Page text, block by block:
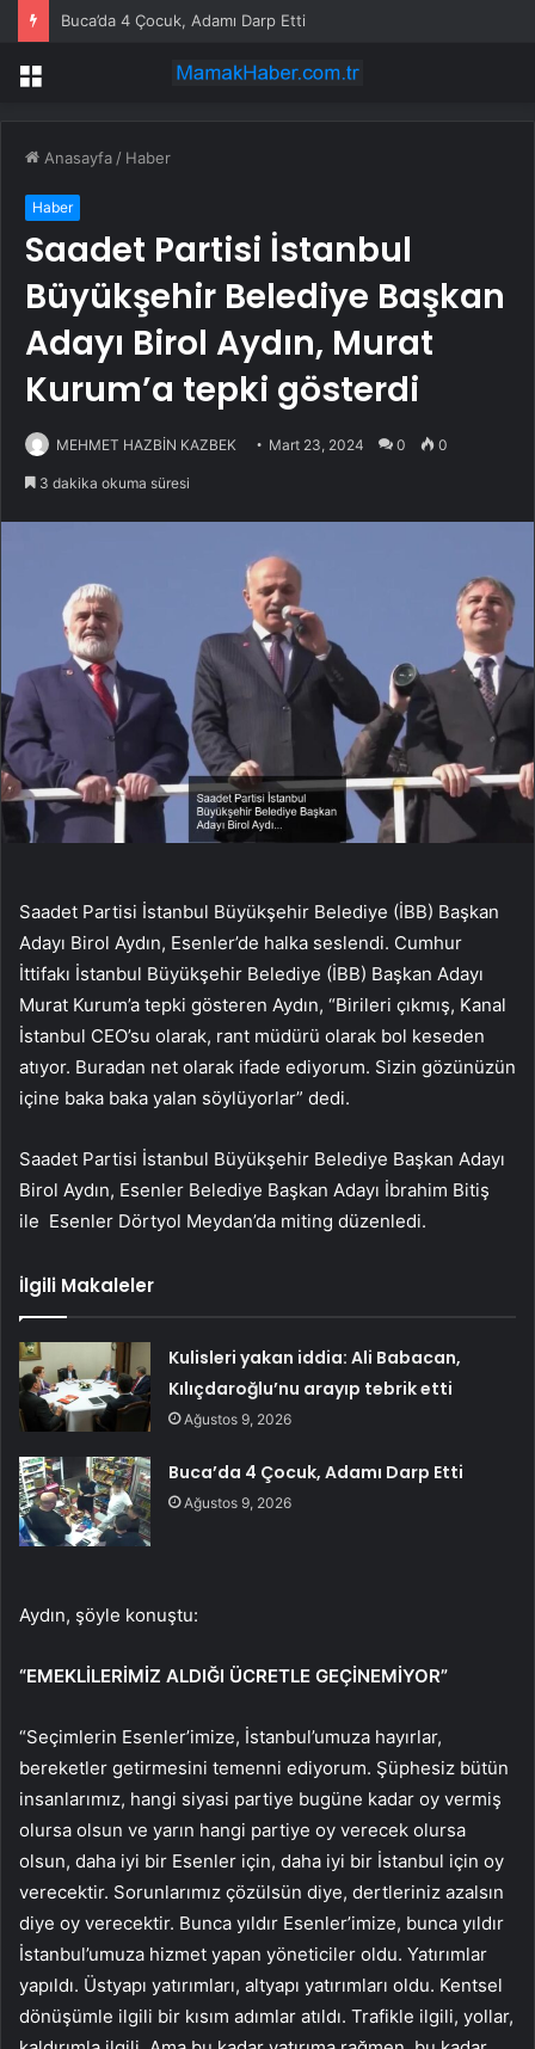
Buca’da 4 Çocuk, Adamı Darp Etti
Menü
Anasayfa / Haber
Haber
Saadet Partisi İstanbul
Büyükşehir Belediye Başkan
Adayı Birol Aydın, Murat
Kurum’a tepki gösterdi
MEHMET HAZBİN KAZBEK Mart 23, 2024 0 0
3 dakika okuma süresi
Saadet Partisi İstanbul Büyükşehir Belediye (İBB) Başkan
Adayı Birol Aydın, Esenler’de halka seslendi. Cumhur
İttifakı İstanbul Büyükşehir Belediye (İBB) Başkan Adayı
Murat Kurum’a tepki gösteren Aydın, “Birileri çıkmış, Kanal
İstanbul CEO’su olarak, rant müdürü olarak bol keseden
atıyor. Buradan net olarak ifade ediyorum. Sizin gözünüzün
içine baka baka yalan söylüyorlar” dedi.
Saadet Partisi İstanbul Büyükşehir Belediye Başkan Adayı
Birol Aydın, Esenler Belediye Başkan Adayı İbrahim Bitiş
ile Esenler Dörtyol Meydan’da miting düzenledi.
İlgili Makaleler
Kulisleri yakan iddia: Ali Babacan,
Kılıçdaroğlu’nu arayıp tebrik etti
Ağustos 9, 2026
Buca’da 4 Çocuk, Adamı Darp Etti
Ağustos 9, 2026
Aydın, şöyle konuştu:
“EMEKLİLERİMİZ ALDIĞI ÜCRETLE GEÇİNEMİYOR”
“Seçimlerin Esenler’imize, İstanbul’umuza hayırlar,
bereketler getirmesini temenni ediyorum. Şüphesiz bütün
insanlarımız, hangi siyasi partiye bugüne kadar oy vermiş
olursa olsun ve yarın hangi partiye oy verecek olursa
olsun, daha iyi bir Esenler için, daha iyi bir İstanbul için oy
verecektir. Sorunlarımız çözülsün diye, dertleriniz azalsın
diye oy verecektir. Bunca yıldır Esenler’imize, bunca yıldır
İstanbul’umuza hizmet yapan yöneticiler oldu. Yatırımlar
yapıldı. Üstyapı yatırımları, altyapı yatırımları oldu. Kentsel
dönüşümle ilgili bir kısım adımlar atıldı. Trafikle ilgili, yollar,